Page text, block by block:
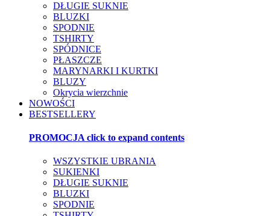
DŁUGIE SUKNIE
BLUZKI
SPODNIE
TSHIRTY
SPÓDNICE
PŁASZCZE
MARYNARKI I KURTKI
BLUZY
Okrycia wierzchnie
NOWOŚCI
BESTSELLERY
PROMOCJA click to expand contents
WSZYSTKIE UBRANIA
SUKIENKI
DŁUGIE SUKNIE
BLUZKI
SPODNIE